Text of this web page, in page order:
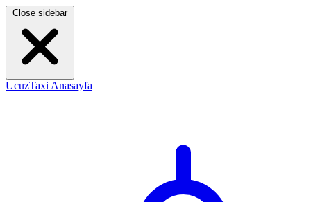
Close sidebar
UcuzTaxi Anasayfa